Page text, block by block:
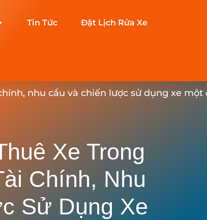
Tin Tức Đặt Lịch Rửa Xe
nhu cầu và chiến lược sử dụng xe
Xe Trong
Chính, Nhu
Sử Dụng Xe